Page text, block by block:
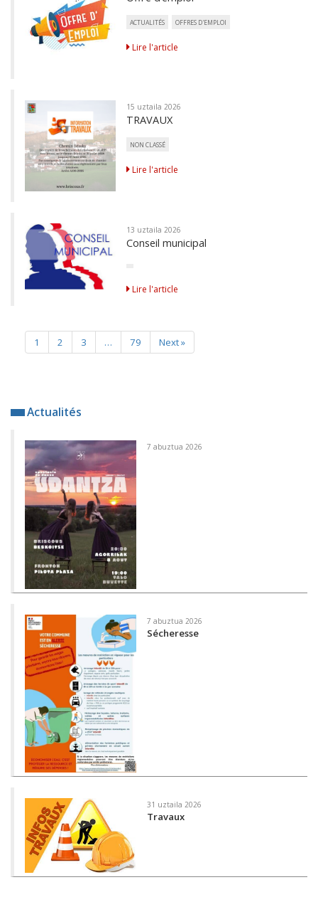
ACTUALITÉS OFFRES D'EMPLOI
Lire l'article
15 uztaila 2026
TRAVAUX
NON CLASSÉ
Lire l'article
13 uztaila 2026
Conseil municipal
Lire l'article
1 2 3 … 79 Next »
Actualités
7 abuztua 2026
7 abuztua 2026
Sécheresse
31 uztaila 2026
Travaux